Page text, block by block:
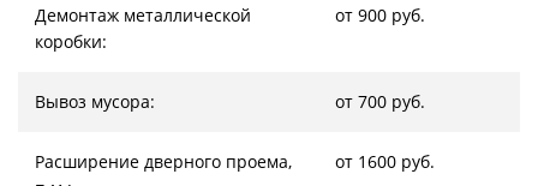
Демонтаж металлической
коробки:
от 900 руб.
Вывоз мусора: от 700 руб.
Расширение дверного проема,
от 1600 руб.